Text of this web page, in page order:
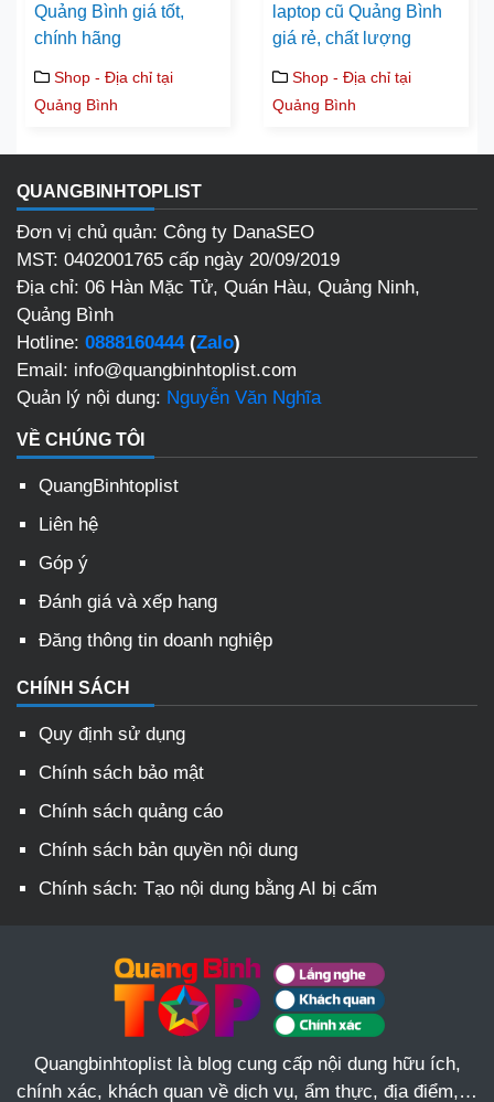
Quảng Bình giá tốt,
chính hãng
Shop - Địa chỉ tại
Quảng Bình
laptop cũ Quảng Bình
giá rẻ, chất lượng
Shop - Địa chỉ tại
Quảng Bình
QUANGBINHTOPLIST
Đơn vị chủ quản: Công ty DanaSEO
MST: 0402001765 cấp ngày 20/09/2019
Địa chỉ: 06 Hàn Mặc Tử, Quán Hàu, Quảng Ninh,
Quảng Bình
Hotline: 0888160444(Zalo)
Email: info@quangbinhtoplist.com
Quản lý nội dung: Nguyễn Văn Nghĩa
VỀ CHÚNG TÔI
QuangBinhtoplist
Liên hệ
Góp ý
Đánh giá và xếp hạng
Đăng thông tin doanh nghiệp
CHÍNH SÁCH
Quy định sử dụng
Chính sách bảo mật
Chính sách quảng cáo
Chính sách bản quyền nội dung
Chính sách: Tạo nội dung bằng AI bị cấm
Quangbinhtoplist là blog cung cấp nội dung hữu ích,
chính xác, khách quan về dịch vụ, ẩm thực, địa điểm,…